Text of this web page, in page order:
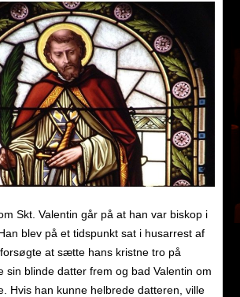
Skt. Valentin går på at han var biskop i
blev på et tidspunkt sat i husarrest af
at sætte hans kristne tro på
sin blinde datter frem og bad Valentin om
Hvis han kunne helbrede datteren, ville